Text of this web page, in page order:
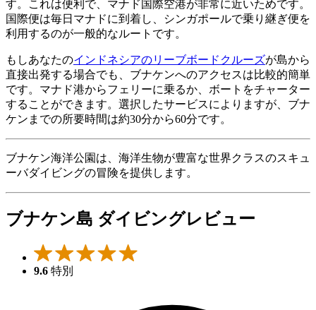
す。これは便利で、マナド国際空港が非常に近いためです。
国際便は毎日マナドに到着し、シンガポールで乗り継ぎ便を
利用するのが一般的なルートです。
もしあなたのインドネシアのリーブボードクルーズが島から
直接出発する場合でも、ブナケンへのアクセスは比較的簡単
です。マナド港からフェリーに乗るか、ボートをチャーター
することができます。選択したサービスによりますが、ブナ
ケンまでの所要時間は約30分から60分です。
ブナケン海洋公園は、海洋生物が豊富な世界クラスのスキュ
ーバダイビングの冒険を提供します。
ブナケン島 ダイビングレビュー
9.6 特別